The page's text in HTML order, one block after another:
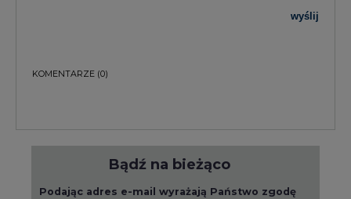
wyślij
KOMENTARZE (0)
Bądź na bieżąco
Podając adres e-mail wyrażają Państwo zgodę